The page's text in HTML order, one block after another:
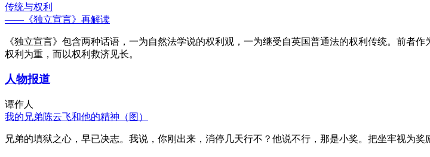
传统与权利
——《独立宣言》再解读
《独立宣言》包含两种话语，一为自然法学说的权利观，一为继受自英国普通法的权利传统。前者
权利为重，而以权利救济见长。
人物报道
谭作人
我的兄弟陈云飞和他的精神（图）
兄弟的填狱之心，早已决志。我说，你刚出来，消停几天行不？他说不行，那是小奖。把坐牢视为